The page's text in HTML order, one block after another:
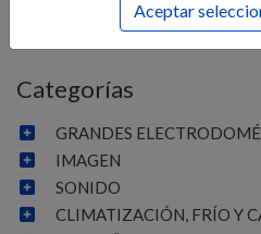
ACCESORIOS NINTENDO
Categorías
GRANDES
IMAGEN
SONIDO
CLIMATIZACIÓN, FRÍO Y
Aceptar